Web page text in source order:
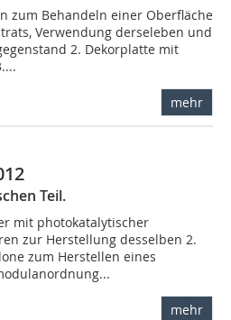
zum Behandeln einer Oberfläche
Verwendung derseleben und
2. Dekorplatte mit
mehr
Teil.
mit photokatalytischer
zur Herstellung desselben 2.
zum Herstellen eines
mehr